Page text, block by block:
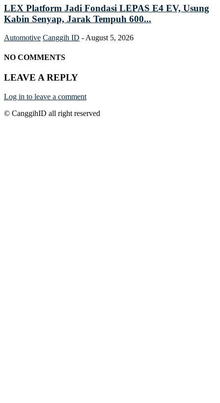
LEX Platform Jadi Fondasi LEPAS E4 EV, Usung
Kabin Senyap, Jarak Tempuh 600...
Automotive Canggih ID - August 5, 2026
NO COMMENTS
LEAVE A REPLY
Log in to leave a comment
© CanggihID all right reserved